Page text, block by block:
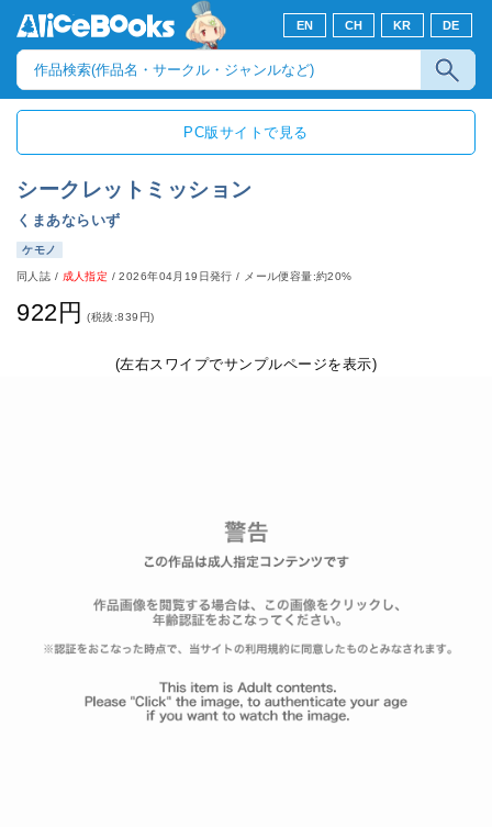
EN CH KR DE
PC版サイトで見る
シークレットミッション
くまあならいず
ケモノ
同人誌 / 成人指定 /2026年04月19日発行 / メール便容量:約20%
922円 (税抜:839円)
(左右スワイプでサンプルページを表示)